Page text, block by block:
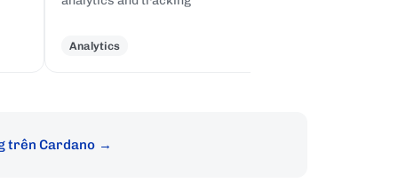
Analytics
trên Cardano